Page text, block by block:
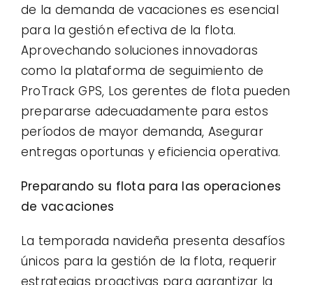
de la demanda de vacaciones es esencial
para la gestión efectiva de la flota.
Aprovechando soluciones innovadoras
como la plataforma de seguimiento de
ProTrack GPS, Los gerentes de flota pueden
prepararse adecuadamente para estos
períodos de mayor demanda, Asegurar
entregas oportunas y eficiencia operativa.
Preparando su flota para las operaciones
de vacaciones
La temporada navideña presenta desafíos
únicos para la gestión de la flota, requerir
estrategias proactivas para garantizar la